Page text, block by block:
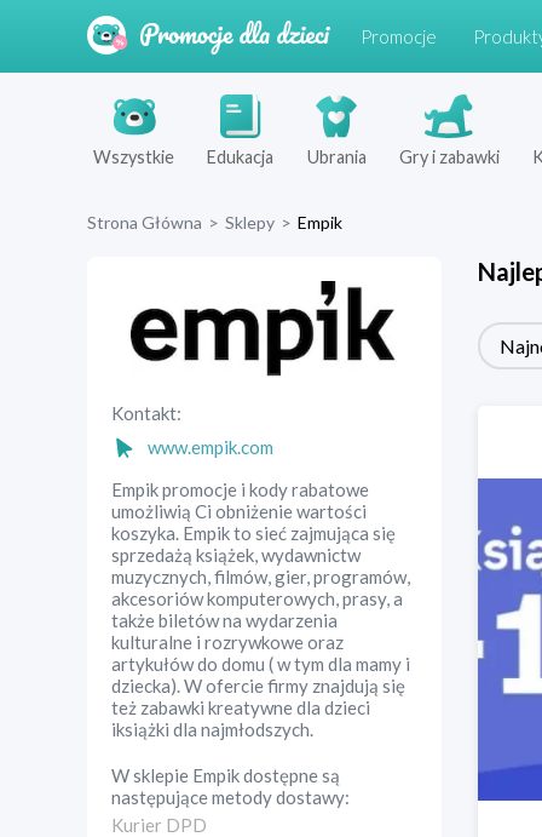
Promocje
Wszystkie Edukacja Ubrania Gry i zabawki
Strona Główna > Sklepy > Empik
Kontakt:
www.empik.com
Empik promocje i kody rabatowe
umożliwią Ci obniżenie wartości
koszyka. Empik to sieć zajmująca się
sprzedażą książek, wydawnictw
muzycznych, filmów, gier, programów,
akcesoriów komputerowych, prasy, a
także biletów na wydarzenia
kulturalne i rozrywkowe oraz
artykułów do domu ( w tym dla mamy i
dziecka). W ofercie firmy znajdują się
też zabawki kreatywne dla dzieci
iksiążki dla najmłodszych.
W sklepie Empikdostępne są
następujące metody dostawy:
Kurier DPD